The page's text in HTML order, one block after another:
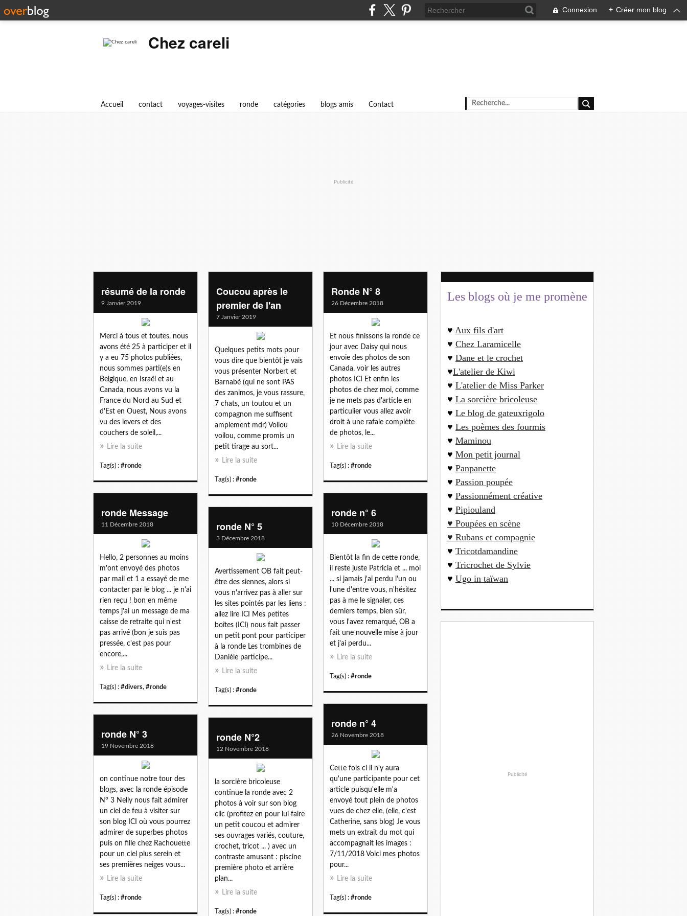
Connexion + Créer mon blog
Chez careli
Accueil contact voyages-visites ronde catégories blogs amis Contact
Publicité
ronde
résumé de la ronde
9 Janvier 2019
Merci à tous et toutes, nous
avons été 25 à participer et il
y a eu 75 photos publiées,
nous sommes parti(e)s en
Belgique, en Israël et au
Canada, nous avons vu la
France du Nord au Sud et
d'Est en Ouest, Nous avons
vu des levers et des
couchers de soleil,...
Lire la suite
Tag(s) : #ronde
Coucou après le
premier de l'an
7 Janvier 2019
Quelques petits mots pour
vous dire que bientôt je vais
vous présenter Norbert et
Barnabé (qui ne sont PAS
des zanimos, je vous rassure,
7 chats, un toutou et un
compagnon me suffisent
amplement mdr) Voilou
voilou, comme promis un
petit tirage au sort...
Lire la suite
Tag(s) : #ronde
Ronde N° 8
26 Décembre 2018
Et nous finissons la ronde ce
jour avec Daisy qui nous
envoie des photos de son
Canada, voir les autres
photos ICI Et enfin les
photos de chez moi, comme
je ne mets pas d'article en
particulier vous allez avoir
droit à une rafale complète
de photos, le...
Lire la suite
Tag(s) : #ronde
ronde Message
11 Décembre 2018
Hello, 2 personnes au moins
m'ont envoyé des photos
par mail et 1 a essayé de me
contacter par le blog ... je n'ai
rien reçu ! bon en même
temps j'ai un message de ma
caisse de retraite qui n'est
pas arrivé (bon je suis pas
pressée, c'est pas pour
encore,...
Lire la suite
Tag(s) : #divers, #ronde
ronde n° 6
10 Décembre 2018
Bientôt la fin de cette ronde,
il reste juste Patricia et ... moi
... si jamais j'ai perdu l'un ou
l'une d'entre vous, n'hésitez
pas à me le signaler, ces
derniers temps, bien sûr,
vous l'avez remarqué, OB a
fait une nouvelle mise à jour
et j'ai perdu...
Lire la suite
Tag(s) : #ronde
ronde N° 5
3 Décembre 2018
Avertissement OB fait peut-
être des siennes, alors si
vous n'arrivez pas à aller sur
les sites pointés par les liens :
allez lire ICI Mes petites
boîtes (ICI) nous fait passer
un petit pont pour participer
à la ronde Les trombines de
Danièle participe...
Lire la suite
Tag(s) : #ronde
ronde n° 4
26 Novembre 2018
Cette fois ci il n'y aura
qu'une participante pour cet
article puisqu'elle m'a
envoyé tout plein de photos
vues de chez elle, (elle, c'est
Catherine, sans blog) Je vous
mets un extrait du mot qui
accompagnait les images :
7/11/2018 Voici mes photos
pour...
Lire la suite
Tag(s) : #ronde
ronde N° 3
19 Novembre 2018
on continue notre tour des
blogs, avec la ronde épisode
N° 3 Nelly nous fait admirer
un ciel de feu à visiter sur
son blog ICI où vous pourrez
admirer de superbes photos
puis on fille chez Rachouette
pour un ciel plus serein et
ses premières neiges vous...
Lire la suite
Tag(s) : #ronde
ronde N°2
12 Novembre 2018
la sorcière bricoleuse
continue la ronde avec 2
photos à voir sur son blog
clic (profitez en pour lui faire
un petit coucou et admirer
ses ouvrages variés, couture,
crochet, tricot ... ) avec un
contraste amusant : piscine
première photo et arrière
plan...
Lire la suite
Tag(s) : #ronde
Les blogs où je me promène
♥ Aux fils d'art
♥ Chez Laramicelle
♥ Dane et le crochet
♥L'atelier de Kiwi
♥ L'atelier de Miss Parker
♥ La sorcière bricoleuse
♥ Le blog de gateuxrigolo
♥ Les poèmes des fourmis
♥ Maminou
♥ Mon petit journal
♥ Panpanette
♥ Passion poupée
♥ Passionnément créative
♥ Pipiouland
♥ Poupées en scène
♥ Rubans et compagnie
♥ Tricotdamandine
♥ Tricrochet de Sylvie
♥ Ugo in taïwan
Publicité